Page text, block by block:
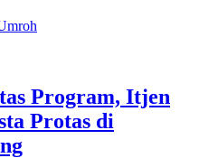
Program, Itjen
Protas di